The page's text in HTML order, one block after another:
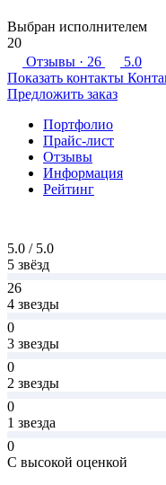
Выбран исполнителем
20
Отзывы · 26
5.0
Показать контакты
Предложить заказ
Портфолио
Прайс-лист
Отзывы
Информация
Рейтинг
5.0 / 5.0
5 звёзд
26
4 звезды
0
3 звезды
0
2 звезды
0
1 звезда
0
С высокой оценкой